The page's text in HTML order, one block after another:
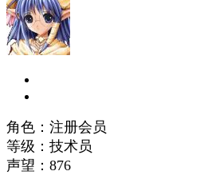
角色：注册会员
等级：技术员
声望： 876